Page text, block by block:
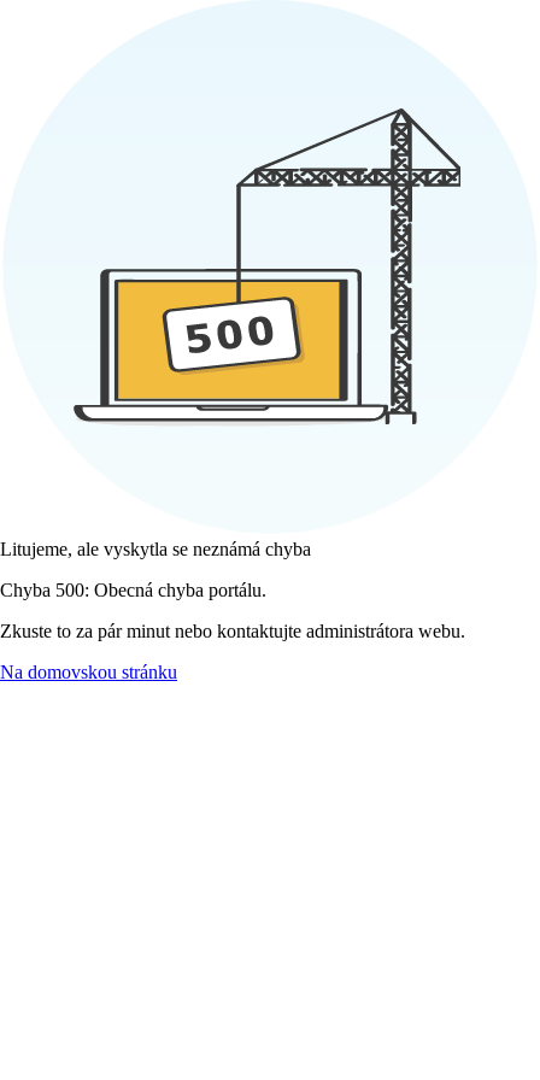
Litujeme, ale vyskytla se neznámá chyba
Chyba 500: Obecná chyba portálu.
Zkuste to za pár minut nebo kontaktujte administrátora webu.
Na domovskou stránku